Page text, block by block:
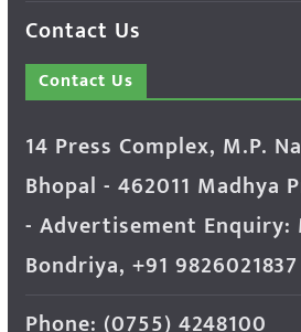
Contact Us
Contact Us
14 Press Complex, M.P.
Bhopal - 462011 Madhya
- Advertisement Enquiry:
Bondriya, +91 9826021837
Phone: (0755) 4248100